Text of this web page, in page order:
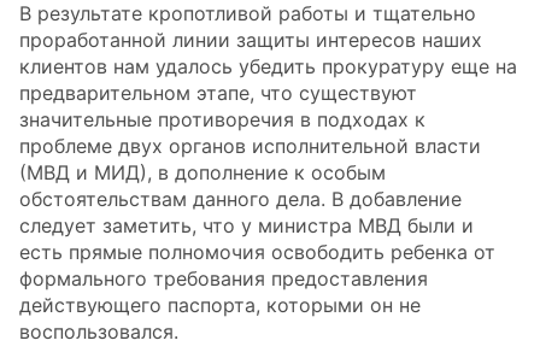
В результате кропотливой работы и тщательно
проработанной линии защиты интересов наших
клиентов нам удалось убедить прокуратуру еще на
предварительном этапе, что существуют
значительные противоречия в подходах к
проблеме двух органов исполнительной власти
(МВД и МИД), в дополнение к особым
обстоятельствам данного дела. В добавление
следует заметить, что у министра МВД были и
есть прямые полномочия освободить ребенка от
формального требования предоставления
действующего паспорта, которыми он не
воспользовался.